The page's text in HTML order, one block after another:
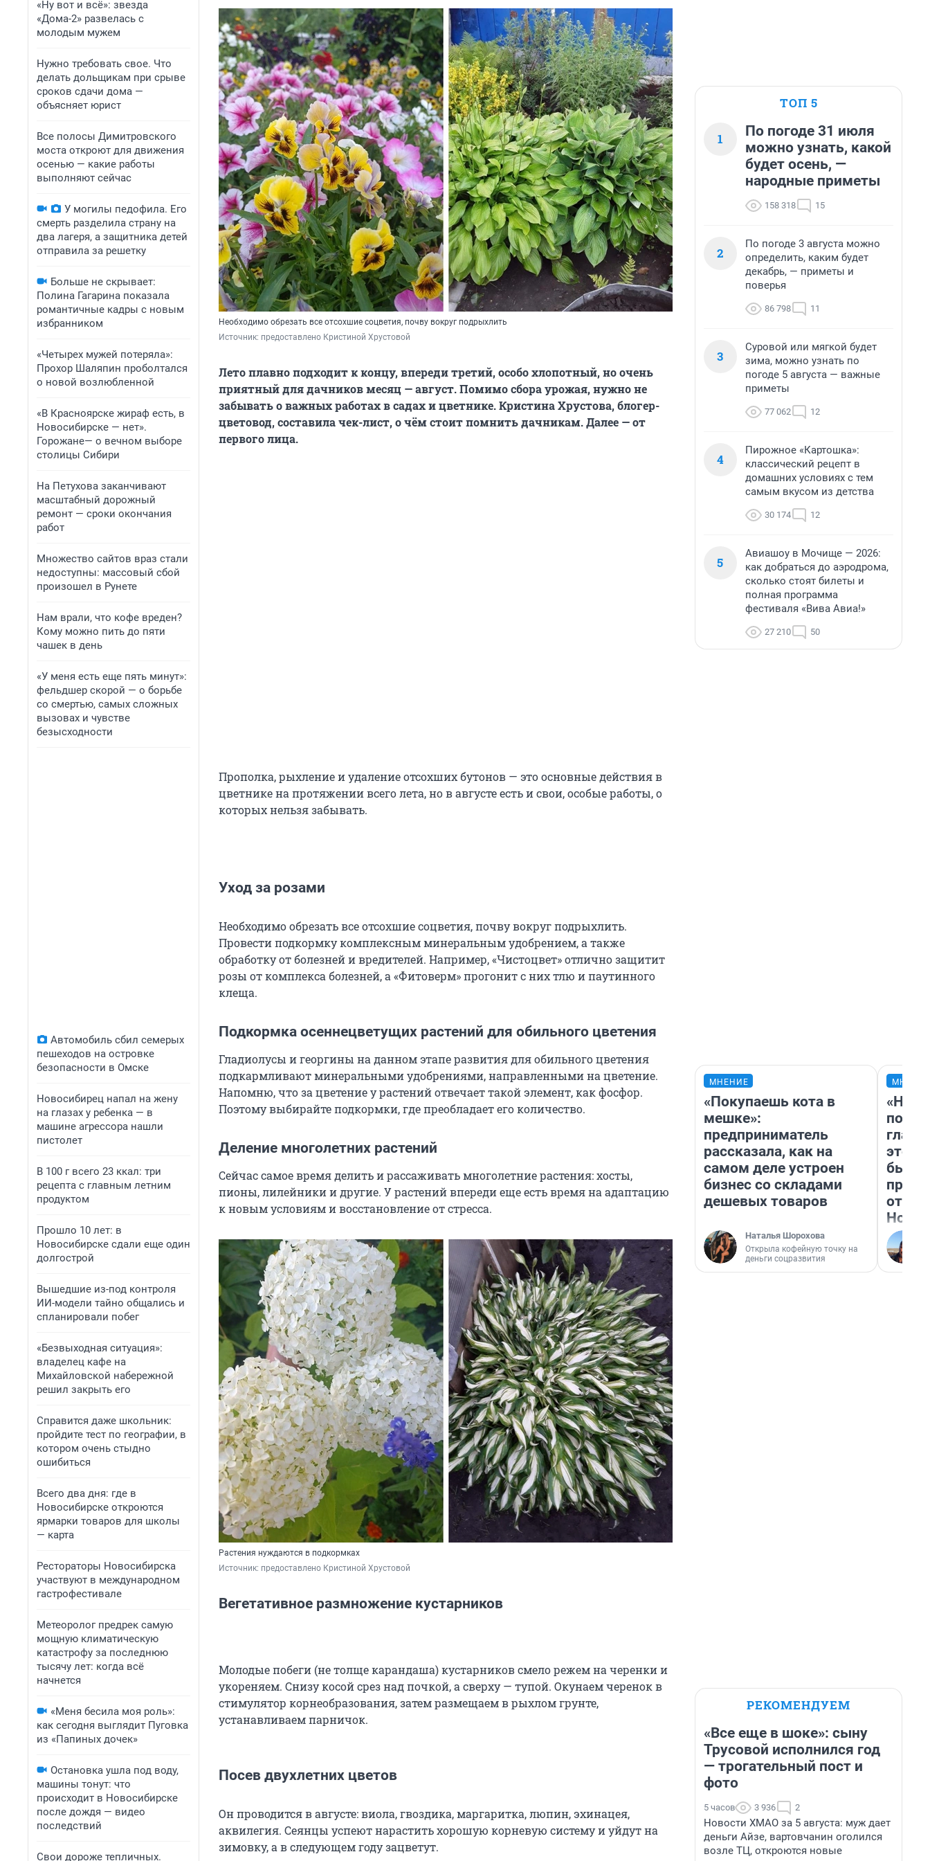
«Ну вот и всё»: звезда
«Дома-2» развелась с
молодым мужем
Нужно требовать свое. Что
делать дольщикам при срыве
сроков сдачи дома —
объясняет юрист
Все полосы Димитровского
моста откроют для движения
осенью — какие работы
выполняют сейчас
У могилы педофила. Его
смерть разделила страну на
два лагеря, а защитника детей
отправила за решетку
Больше не скрывает:
Полина Гагарина показала
романтичные кадры с новым
избранником
«Четырех мужей потеряла»:
Прохор Шаляпин проболтался
о новой возлюбленной
«В Красноярске жираф есть, в
Новосибирске — нет».
Горожане— о вечном выборе
столицы Сибири
На Петухова заканчивают
масштабный дорожный
ремонт — сроки окончания
работ
Множество сайтов враз стали
недоступны: массовый сбой
произошел в Рунете
Нам врали, что кофе вреден?
Кому можно пить до пяти
чашек в день
«У меня есть еще пять минут»:
фельдшер скорой — о борьбе
со смертью, самых сложных
вызовах и чувстве
безысходности
Автомобиль сбил семерых
пешеходов на островке
безопасности в Омске
Новосибирец напал на жену
на глазах у ребенка — в
машине агрессора нашли
пистолет
В 100 г всего 23 ккал: три
рецепта с главным летним
продуктом
Прошло 10 лет: в
Новосибирске сдали еще один
долгострой
Вышедшие из-под контроля
ИИ-модели тайно общались и
спланировали побег
«Безвыходная ситуация»:
владелец кафе на
Михайловской набережной
решил закрыть его
Справится даже школьник:
пройдите тест по географии, в
котором очень стыдно
ошибиться
Всего два дня: где в
Новосибирске откроются
ярмарки товаров для школы
— карта
Рестораторы Новосибирска
участвуют в международном
гастрофестивале
Метеоролог предрек самую
мощную климатическую
катастрофу за последнюю
тысячу лет: когда всё
начнется
«Меня бесила моя роль»:
как сегодня выглядит Пуговка
из «Папиных дочек»
Остановка ушла под воду,
машины тонут: что
происходит в Новосибирске
после дождя — видео
последствий
Свои дороже тепличных.
Необходимо обрезать все отсохшие соцветия, почву вокруг подрыхлить
Источник: предоставлено Кристиной Хрустовой
Лето плавно подходит к концу, впереди третий, особо хлопотный, но очень
приятный для дачников месяц — август. Помимо сбора урожая, нужно не
забывать о важных работах в садах и цветнике. Кристина Хрустова, блогер-
цветовод, составила чек-лист, о чём стоит помнить дачникам. Далее — от
первого лица.
Прополка, рыхление и удаление отсохших бутонов — это основные действия в
цветнике на протяжении всего лета, но в августе есть и свои, особые работы, о
которых нельзя забывать.
Уход за розами
Необходимо обрезать все отсохшие соцветия, почву вокруг подрыхлить.
Провести подкормку комплексным минеральным удобрением, а также
обработку от болезней и вредителей. Например, «Чистоцвет» отлично защитит
розы от комплекса болезней, а «Фитоверм» прогонит с них тлю и паутинного
клеща.
Подкормка осеннецветущих растений для обильного цветения
Гладиолусы и георгины на данном этапе развития для обильного цветения
подкармливают минеральными удобрениями, направленными на цветение.
Напомню, что за цветение у растений отвечает такой элемент, как фосфор.
Поэтому выбирайте подкормки, где преобладает его количество.
Деление многолетних растений
Сейчас самое время делить и рассаживать многолетние растения: хосты,
пионы, лилейники и другие. У растений впереди еще есть время на адаптацию
к новым условиям и восстановление от стресса.
Растения нуждаются в подкормках
Источник: предоставлено Кристиной Хрустовой
Вегетативное размножение кустарников
Молодые побеги (не толще карандаша) кустарников смело режем на черенки и
укореняем. Снизу косой срез над почкой, а сверху — тупой. Окунаем черенок в
стимулятор корнеобразования, затем размещаем в рыхлом грунте,
устанавливаем парничок.
Посев двухлетних цветов
Он проводится в августе: виола, гвоздика, маргаритка, люпин, эхинацея,
аквилегия. Сеянцы успеют нарастить хорошую корневую систему и уйдут на
зимовку, а в следующем году зацветут.
ТОП 5
1
По погоде 31 июля
можно узнать, какой
будет осень, —
народные приметы
158 318 15
2
По погоде 3 августа можно
определить, каким будет
декабрь, — приметы и
поверья
86 798 11
3
Суровой или мягкой будет
зима, можно узнать по
погоде 5 августа — важные
приметы
77 062 12
4
Пирожное «Картошка»:
классический рецепт в
домашних условиях с тем
самым вкусом из детства
30 174 12
5
Авиашоу в Мочище — 2026:
как добраться до аэродрома,
сколько стоят билеты и
полная программа
фестиваля «Вива Авиа!»
27 210 50
МНЕНИЕ
«Покупаешь кота в
мешке»:
предприниматель
рассказала, как на
самом деле устроен
бизнес со складами
дешевых товаров
Наталья Шорохова
Открыла кофейную точку на
деньги соцразвития
этого
бьет
РЕКОМЕНДУЕМ
«Все еще в шоке»: сыну
Трусовой исполнился год
— трогательный пост и
фото
5 часов 3 936 2
Новости ХМАО за 5 августа: муж дает
деньги Айзе, вартовчанин оголился
возле ТЦ, откроются новые